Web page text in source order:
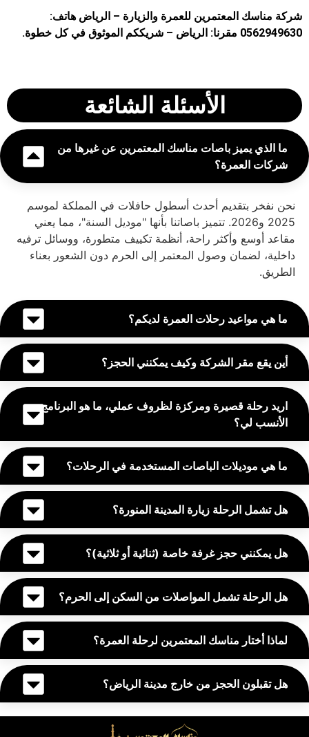
شركة مناسك المعتمرين للعمرة والزيارة – الرياض هاتف:
0562949630 مقرنا: الرياض – شريككم الموثوق في كل خطوة.
الأسئلة الشائعة
ما الذي يميز باصات مناسك المعتمرين عن غيرها من
شركات العمرة؟
نحن نفخر بتقديم أحدث أسطول حافلات في المملكة لموسم
2025 و2026. تتميز باصاتنا بأنها "موديل السنة"، مما يعني
مقاعد أوسع وأكثر راحة، أنظمة تكييف متطورة، ووسائل ترفيه
داخلية، لضمان وصول المعتمر إلى الحرم دون الشعور بعناء
الطريق.
ما هي مواعيد رحلات العمرة لديكم؟
أين يقع مقر الشركة وكيف يمكنني الحجز؟
اريد رحلة قصيرة ومركزة لظروف عملي، ما هو البرنامج
الأنسب لي؟
ما هي موديلات الباصات المستخدمة في الرحلات؟
هل تشمل الرحلة زيارة المدينة المنورة؟
هل يمكنني حجز غرفة خاصة (ثنائية أو ثلاثية)؟
هل الرحلة تشمل المواصلات من السكن إلى الحرم؟
لماذا أختار مناسك المعتمرين لرحلة العمرة؟
هل تقبلون الحجز من خارج مدينة الرياض؟